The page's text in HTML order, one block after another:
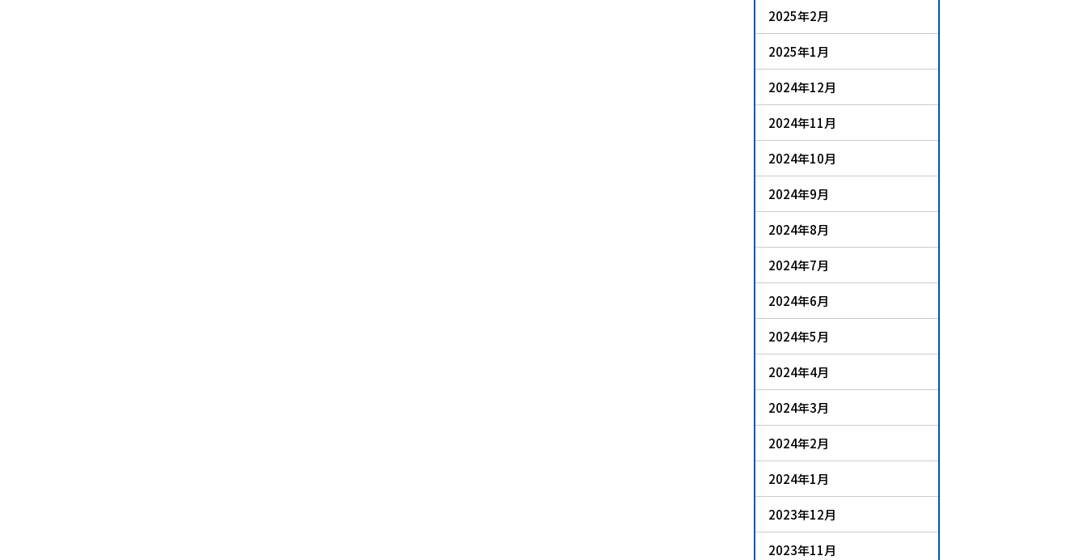
2025年2月
2025年1月
2024年12月
2024年11月
2024年10月
2024年9月
2024年8月
2024年7月
2024年6月
2024年5月
2024年4月
2024年3月
2024年2月
2024年1月
2023年12月
2023年11月